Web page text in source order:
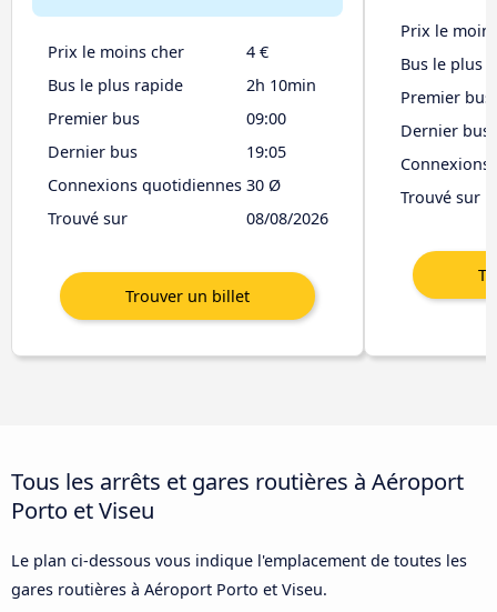
Prix le moins cher
4 €
Bus le plus rapide
2h 10min
Premier bus
09:00
Dernier bus
19:05
Connexions quotidiennes 30 Ø
Trouvé sur
08/08/2026
Prix le
Bus le plus
Premier bus
Dernier bus
Trouvé sur
Tous les arrêts et gares routières à Aéroport
Porto et Viseu
Le plan ci-dessous vous indique l'emplacement de toutes les
gares routières à Aéroport Porto et Viseu.